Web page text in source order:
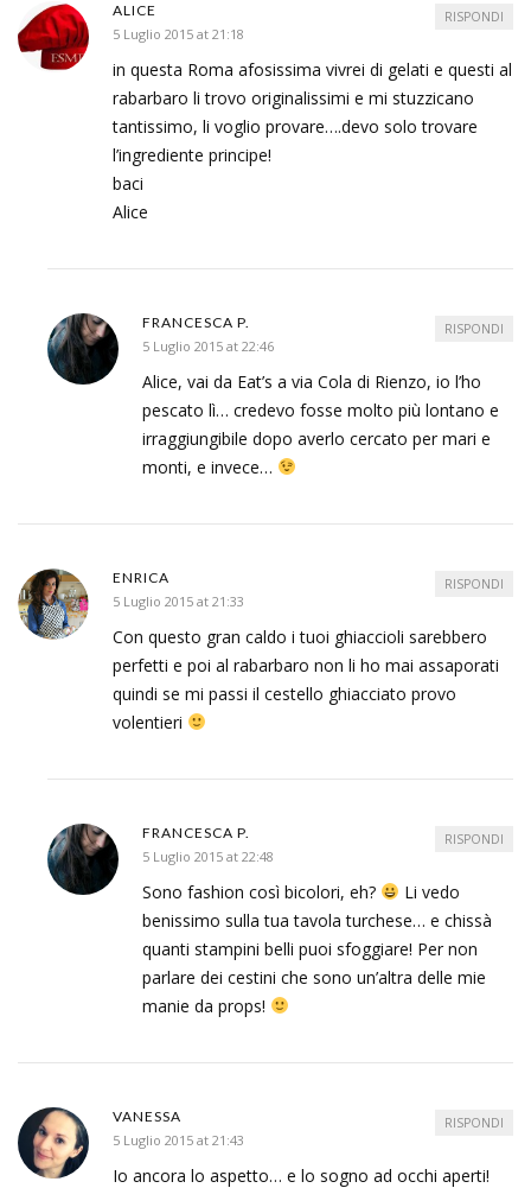
ALICE
5 Luglio 2015 at 21:18
in questa Roma afosissima vivrei di gelati e questi al
rabarbaro li trovo originalissimi e mi stuzzicano
tantissimo, li voglio provare….devo solo trovare
l’ingrediente principe!
baci
Alice
RISPONDI
FRANCESCA P.
5 Luglio 2015 at 22:46
Alice, vai da Eat’s a via Cola di Rienzo, io l’ho
pescato lì… credevo fosse molto più lontano e
irraggiungibile dopo averlo cercato per mari e
monti, e invece…
RISPONDI
ENRICA
5 Luglio 2015 at 21:33
Con questo gran caldo i tuoi ghiaccioli sarebbero
perfetti e poi al rabarbaro non li ho mai assaporati
quindi se mi passi il cestello ghiacciato provo
volentieri
RISPONDI
FRANCESCA P.
5 Luglio 2015 at 22:48
Sono fashion così bicolori, eh?
Li vedo
benissimo sulla tua tavola turchese… e chissà
quanti stampini belli puoi sfoggiare! Per non
parlare dei cestini che sono un’altra delle mie
manie da props!
RISPONDI
VANESSA
5 Luglio 2015 at 21:43
Io ancora lo aspetto… e lo sogno ad occhi aperti!
RISPONDI